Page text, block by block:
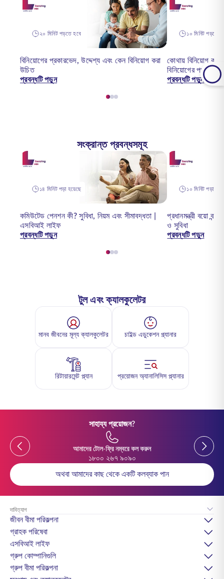
২০ মিনিট পড়তে হবে
বিনিয়োগের প্রকারভেদ, উদ্দেশ্য এবং কেন বিনিয়োগ করা
উচিত
প্রবন্ধটি পড়ুন
১০ মিনিট পড়তে
কোথায় বিনিয়োগ
বিনিয়োগের পথ
প্রবন্ধটি পড়ুন
সংক্রান্ত প্রবন্ধসমূহ
১৪ মিনিট পড়া হয়েছে
কমিউটেড পেনশন কী? সুবিধা, নিয়ম এবং সীমাবদ্ধতা |
এসবিআই লাইফ
প্রবন্ধটি পড়ুন
১০ মিনিট পড়া
প্রধানমন্ত্রী বয়ো
ও সুবিধা
প্রবন্ধটি পড়ুন
টুল এবং ক্যালকুলেটর
মানব জীবনের মূল্য ক্যালকুলেটর চাইল্ড এডুকেশন প্ল্যানার
রিটায়ারমেন্ট প্ল্যান প্রয়োজন অ্যানালিসিস প্ল্যানার
সাহায্য প্রয়োজন?
Previous
আমাদের টোল-ফ্রি নম্বরে কল করুন
১৮০০ ২৬৭ ৯০৯০
Previous
অথবা আমাদের কাছ থেকে একটি কলব্যাক পান
দাবিত্যাগ
জীবন বীমা পরিকল্পনা
গ্রাহক পরিষেবা
এসবিআই লাইফ
গ্রুপ কোম্পানিগুলি
গ্রুপ বীমা পরিকল্পনা